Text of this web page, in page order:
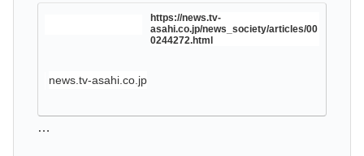
https://news.tv-
asahi.co.jp/news_society/articles/00
0244272.html
news.tv-asahi.co.jp
…